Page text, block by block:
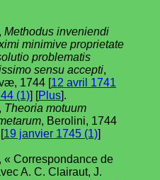
Methodus inveniendi
minimive proprietate
problematis
sensu accepti,
1744 [12 avril 1741
(1)] [Plus].
Theoria motuum
, Berolini, 1744
19 janvier 1745 (1)]
« Correspondance de
A. C. Clairaut, J.